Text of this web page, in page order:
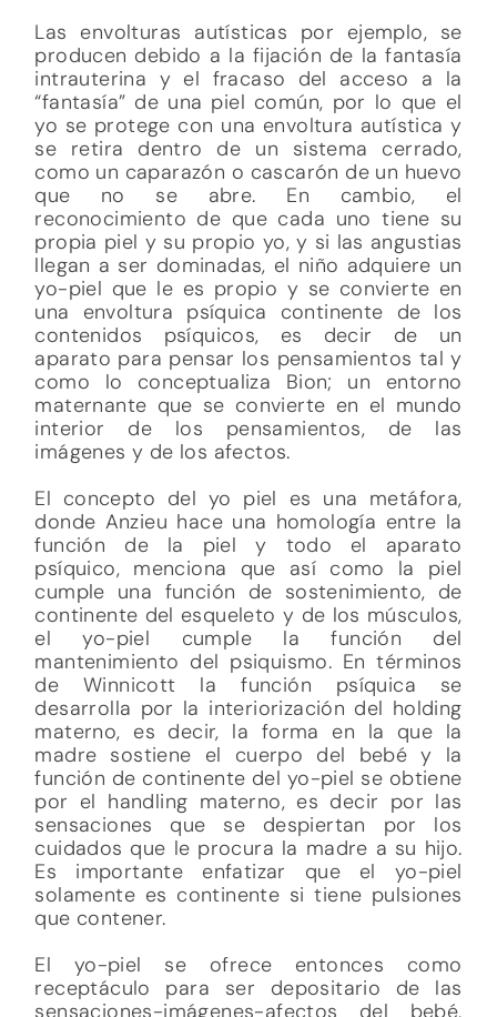
Las envolturas autísticas por ejemplo, se
producen debido a la fijación de la fantasía
intrauterina y el fracaso del acceso a la
“fantasía” de una piel común, por lo que el
yo se protege con una envoltura autística y
se retira dentro de un sistema cerrado,
como un caparazón o cascarón de un huevo
que no se abre. En cambio, el
reconocimiento de que cada uno tiene su
propia piel y su propio yo, y si las angustias
llegan a ser dominadas, el niño adquiere un
yo-piel que le es propio y se convierte en
una envoltura psíquica continente de los
contenidos psíquicos, es decir de un
aparato para pensar los pensamientos tal y
como lo conceptualiza Bion; un entorno
maternante que se convierte en el mundo
interior de los pensamientos, de las
imágenes y de los afectos.
El concepto del yo piel es una metáfora,
donde Anzieu hace una homología entre la
función de la piel y todo el aparato
psíquico, menciona que así como la piel
cumple una función de sostenimiento, de
continente del esqueleto y de los músculos,
el yo-piel cumple la función del
mantenimiento del psiquismo. En términos
de Winnicott la función psíquica se
desarrolla por la interiorización del holding
materno, es decir, la forma en la que la
madre sostiene el cuerpo del bebé y la
función de continente del yo-piel se obtiene
por el handling materno, es decir por las
sensaciones que se despiertan por los
cuidados que le procura la madre a su hijo.
Es importante enfatizar que el yo-piel
solamente es continente si tiene pulsiones
que contener.
El yo-piel se ofrece entonces como
receptáculo para ser depositario de las
sensaciones-imágenes-afectos del bebé,